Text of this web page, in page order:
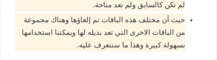
لم تكن كالسابق ولم تعد متاحة.
حيث أن مختلف هذه الباقات تم إلغاؤها وهناك مجموعة
من الباقات الاخرى التي تعد بديله لها ويمكننا استخدامها
بسهولة كبيرة وهذا ما سنتعرف عليه.